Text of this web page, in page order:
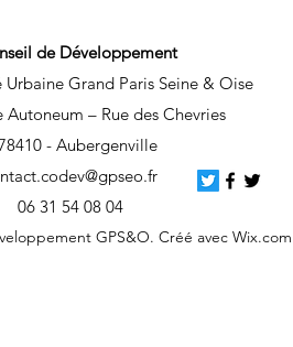
06 31 54 08 04
de Développement
Grand Paris Seine & Oise
Autoneum – Rue des Chevries
- Aubergenville
GPS&O. Créé avec Wix.com